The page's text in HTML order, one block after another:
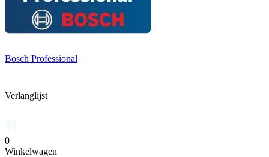
Bosch Professional
Verlanglijst
0
Winkelwagen